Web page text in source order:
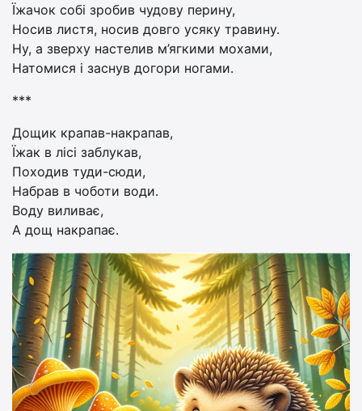
Їжачок собі зробив чудову перину,
Носив листя, носив довго усяку травину.
Ну, а зверху настелив м’ягкими мохами,
Натомися і заснув догори ногами.
***
Дощик крапав-накрапав,
Їжак в лісі заблукав,
Походив туди-сюди,
Набрав в чоботи води.
Воду виливає,
А дощ накрапає.